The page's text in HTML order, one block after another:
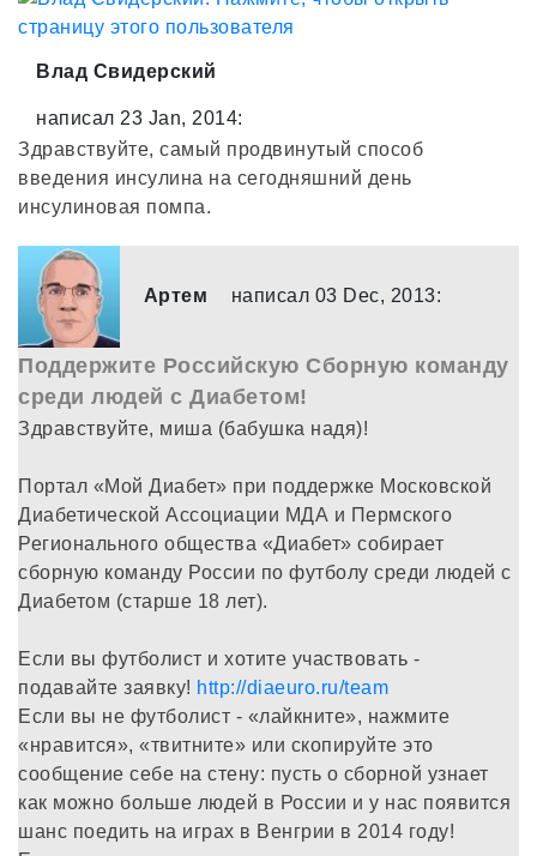
Влад Свидерский
написал 23 Jan, 2014:
Здравствуйте, самый продвинутый способ
введения инсулина на сегодняшний день
инсулиновая помпа.
Артем написал 03 Dec, 2013:
Поддержите Российскую Сборную команду
среди людей с Диабетом!
Здравствуйте, миша (бабушка надя)!
Портал «Мой Диабет» при поддержке Московской
Диабетической Ассоциации МДА и Пермского
Регионального общества «Диабет» собирает
сборную команду России по футболу среди людей с
Диабетом (старше 18 лет).
Если вы футболист и хотите участвовать -
подавайте заявку! http://diaeuro.ru/team
Если вы не футболист - «лайкните», нажмите
«нравится», «твитните» или скопируйте это
сообщение себе на стену: пусть о сборной узнает
как можно больше людей в России и у нас появится
шанс поедить на играх в Венгрии в 2014 году!